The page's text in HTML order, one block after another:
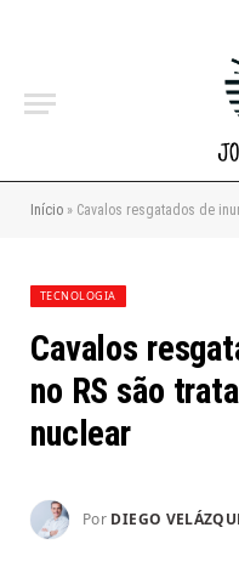
Início » Cavalos resgatados de
TECNOLOGIA
Cavalos
no RS são
nuclear
Por DIEGO